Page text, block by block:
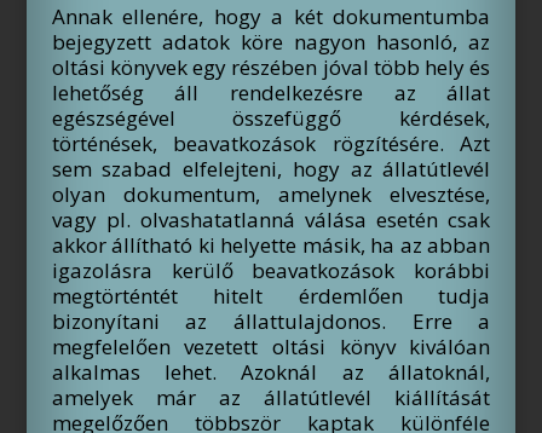
Annak ellenére, hogy a két dokumentumba
bejegyzett adatok köre nagyon hasonló, az
oltási könyvek egy részében jóval több hely és
lehetőség áll rendelkezésre az állat
egészségével összefüggő kérdések,
történések, beavatkozások rögzítésére. Azt
sem szabad elfelejteni, hogy az állatútlevél
olyan dokumentum, amelynek elvesztése,
vagy pl. olvashatatlanná válása esetén csak
akkor állítható ki helyette másik, ha az abban
igazolásra kerülő beavatkozások korábbi
megtörténtét hitelt érdemlően tudja
bizonyítani az állattulajdonos. Erre a
megfelelően vezetett oltási könyv kiválóan
alkalmas lehet. Azoknál az állatoknál,
amelyek már az állatútlevél kiállítását
megelőzően többször kaptak különféle